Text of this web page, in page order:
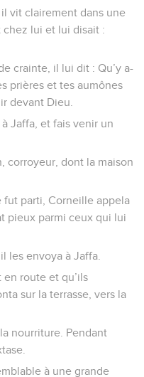
vit clairement dans une
lui et lui disait :
crainte, il lui dit : Qu’y a-
prières et tes aumônes
devant Dieu.
Jaffa, et fais venir un
corroyeur, dont la maison
fut parti, Corneille appela
pieux parmi ceux qui lui
les envoya à Jaffa.
route et qu’ils
sur la terrasse, vers la
nourriture. Pendant
à une grande